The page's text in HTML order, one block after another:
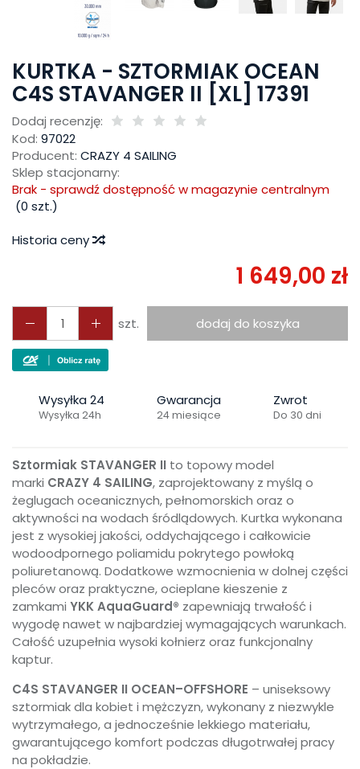
KURTKA - SZTORMIAK OCEAN
C4S STAVANGER II [XL] 17391
Dodaj recenzję:
Kod: 97022
Producent: CRAZY 4 SAILING
Sklep stacjonarny:
Brak - sprawdź dostępność w magazynie centralnym
(0 szt.)
Historia ceny
1 649,00 zł
szt. dodaj do koszyka
Wysyłka 24
Wysyłka 24h
Gwarancja
24 miesiące
Zwrot
Do 30 dni
Sztormiak STAVANGER II to topowy model
marki CRAZY 4 SAILING, zaprojektowany z myślą o
żeglugach oceanicznych, pełnomorskich oraz o
aktywności na wodach śródlądowych. Kurtka wykonana
jest z wysokiej jakości, oddychającego i całkowicie
wodoodpornego poliamidu pokrytego powłoką
poliuretanową. Dodatkowe wzmocnienia w dolnej części
pleców oraz praktyczne, ocieplane kieszenie z
zamkami YKK AquaGuard® zapewniają trwałość i
wygodę nawet w najbardziej wymagających warunkach.
Całość uzupełnia wysoki kołnierz oraz funkcjonalny
kaptur.
C4S STAVANGER II OCEAN–OFFSHORE – uniseksowy
sztormiak dla kobiet i mężczyzn, wykonany z niezwykle
wytrzymałego, a jednocześnie lekkiego materiału,
gwarantującego komfort podczas długotrwałej pracy
na pokładzie.